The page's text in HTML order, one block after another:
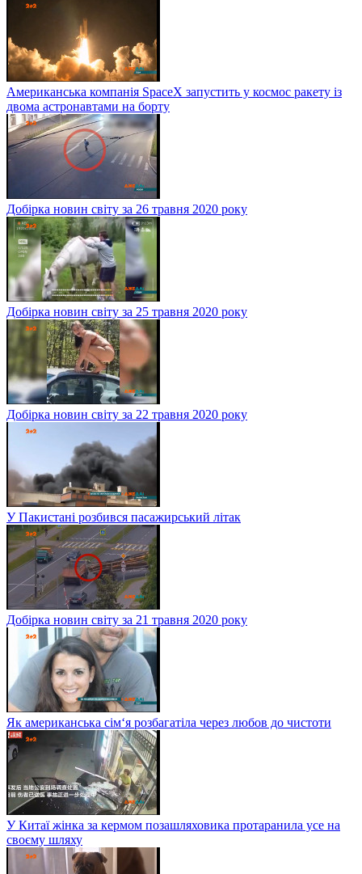
Американська компанія SpaceX запустить у космос ракету із
двома астронавтами на борту
Добірка новин світу за 26 травня 2020 року
Добірка новин світу за 25 травня 2020 року
Добірка новин світу за 22 травня 2020 року
У Пакистані розбився пасажирський літак
Добірка новин світу за 21 травня 2020 року
Як американська сім‘я розбагатіла через любов до чистоти
У Китаї жінка за кермом позашляховика протаранила усе на
своєму шляху